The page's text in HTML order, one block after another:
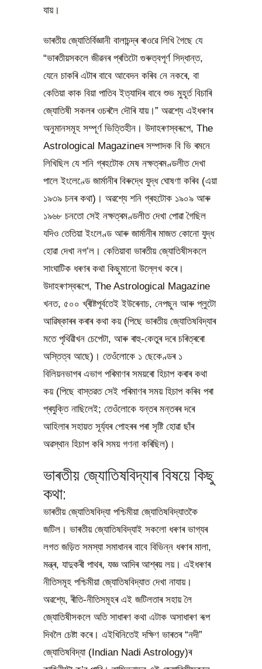
যায়।
ভাৰতীয় জ্যোতিৰ্বিজ্ঞানী বালাচন্দ্ৰ ৰাওৱে লিখি গৈছে যে
“ভাৰতীয়সকলে জীৱনৰ প্ৰতিটো গুৰুত্বপূৰ্ণ সিদ্ধান্ত,
যেনে চাকৰি এটাৰ বাবে আবেদন কৰিব নে নকৰে, বা
কেতিয়া কাক বিয়া পাতিব ইত্যাদিৰ বাবে শুভ মুহূৰ্ত বিচাৰি
জ্যোতিষী সকলৰ ওচৰলৈ দৌৰি যায়।” অৱশ্যে এইধৰণৰ
অনুমানসমূহ সম্পূৰ্ণ ভিত্তিহীন। উদাহৰণস্বৰূপে, The
Astrological Magazineৰ সম্পাদক বি ভি ৰমনে
লিখিছিল যে শনি গ্ৰহটোক মেষ নক্ষত্ৰমণ্ডলীত দেখা
পালে ইংলেণ্ডে জাৰ্মানীৰ বিৰুদ্ধে যুদ্ধ ঘোষণা কৰিব (এয়া
১৯৩৯ চনৰ কথা)। অৱশ্যে শনি গ্ৰহটোক ১৯০৯ আৰু
১৯৬৮ চনতো সেই নক্ষত্ৰমণ্ডলীত দেখা পোৱা গৈছিল
যদিও তেতিয়া ইংলেণ্ড আৰু জাৰ্মানীৰ মাজত কোনো যুদ্ধ
হোৱা দেখা নগ’ল। কেতিয়াবা ভাৰতীয় জ্যোতিষীসকলে
সাংঘাটিক ধৰণৰ কথা কিছুমানো উল্লেখ কৰে।
উদাহৰণস্বৰূপে, The Astrological Magazine
খনত, ৫০০ খ্ৰীষ্টপূৰ্বতেই ইউৰেনাচ, নেপছুন আৰু প্লুটো
আৱিষ্কাৰৰ কৰাৰ কথা কয় (পিছে ভাৰতীয় জ্যোতিষবিদ্যাৰ
মতে পৃথিৱীখন চেপেটা, আৰু ৰাহু-কেতুৰ দৰে চৰিত্ৰৰো
অস্তিত্ব আছে)। তেওঁলোকে ১ ছেকেণ্ডৰ ১
বিলিয়নভাগৰ এভাগ পৰিমাণৰ সময়ৰো হিচাপ কৰাৰ কথা
কয় (পিছে বাস্তৱত সেই পৰিমাণৰ সময় হিচাপ কৰিব পৰা
প্ৰযুক্তি নাছিলেই; তেওঁলোকে যন্তৰ মন্তৰৰ দৰে
আহিলাৰ সহায়ত সূৰ্য্যৰ পোহৰৰ পৰা সৃষ্টি হোৱা ছাঁৰ
অৱস্থান হিচাপ কৰি সময় গণনা কৰিছিল)।
ভাৰতীয় জ্যোতিষবিদ্যাৰ বিষয়ে কিছু
কথা:
ভাৰতীয় জ্যোতিষবিদ্যা পশ্চিমীয়া জ্যোতিষবিদ্যাতকৈ
জটিল। ভাৰতীয় জ্যোতিষবিদ্যাই সকলো ধৰণৰ ভাগ্যৰ
লগত জড়িত সমস্যা সমাধানৰ বাবে বিভিন্ন ধৰণৰ মালা,
মন্ত্ৰ, যাদুকৰী পাথৰ, যজ্ঞ আদিৰ আশ্ৰয় লয়। এইধৰণৰ
নীতিসমূহ পশ্চিমীয়া জ্যোতিষবিদ্যাত দেখা নাযায়।
অৱশ্যে, ৰীতি-নীতিসমূহৰ এই জটিলতাৰ সহায় লৈ
জ্যোতিষীসকলে অতি সাধাৰণ কথা এটাক অসাধাৰণ ৰূপ
দিবলৈ চেষ্টা কৰে। এইখিনিতেই দক্ষিণ ভাৰতৰ “নদী”
জ্যোতিষবিদ্যা (Indian Nadi Astrology)ৰ